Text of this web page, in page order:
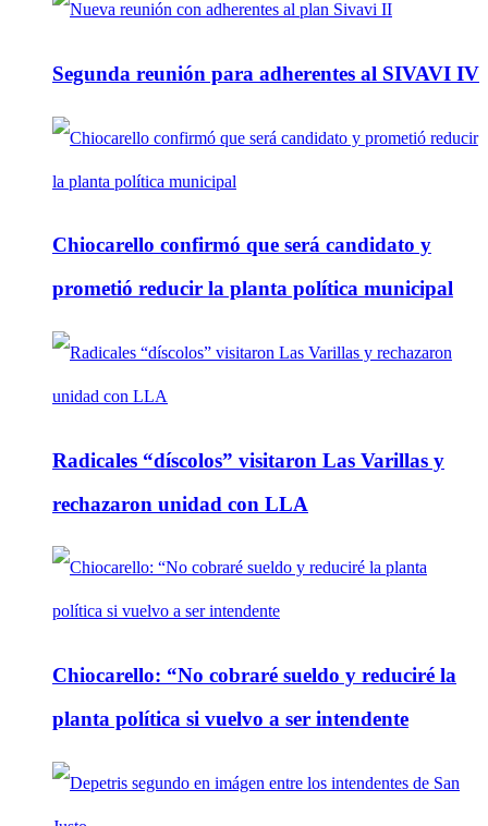
Segunda reunión para adherentes al SIVAVI IV
Chiocarello confirmó que será candidato y
prometió reducir la planta política municipal
Radicales “díscolos” visitaron Las Varillas y
rechazaron unidad con LLA
Chiocarello: “No cobraré sueldo y reduciré la
planta política si vuelvo a ser intendente